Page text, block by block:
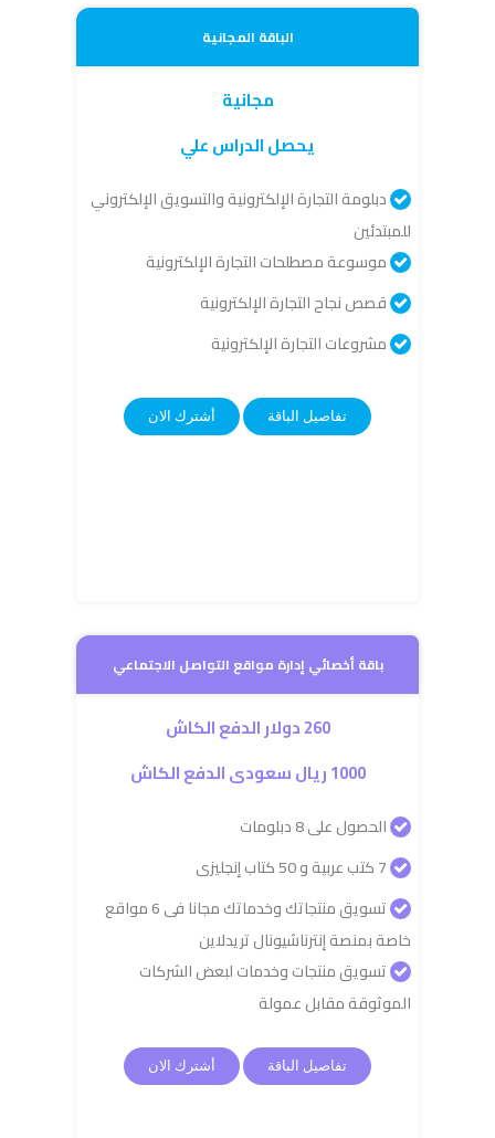
الباقة المجانية
مجانية
يحصل الدراس علي
دبلومة التجارة الإلكترونية والتسويق الإلكتروني
للمبتدئين
موسوعة مصطلحات التجارة الإلكترونية
قصص نجاح التجارة الإلكترونية
مشروعات التجارة الإلكترونية
تفاصيل الباقة أشترك الان
باقة أخصائي إدارة مواقع التواصل الاجتماعي
260 دولار الدفع الكاش
1000 ريال سعودى الدفع الكاش
الحصول على 8 دبلومات
7 كتب عربية و 50 كتاب إنجليزى
تسويق منتجاتك وخدماتك مجانا فى 6 مواقع
خاصة بمنصة إنترناشيونال تريدلاين
تسويق منتجات وخدمات لبعض الشركات
الموثوقة مقابل عمولة
تفاصيل الباقة أشترك الان